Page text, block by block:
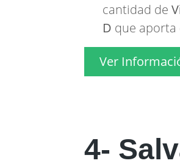
cantidad de
D que aporta
Ver
4-